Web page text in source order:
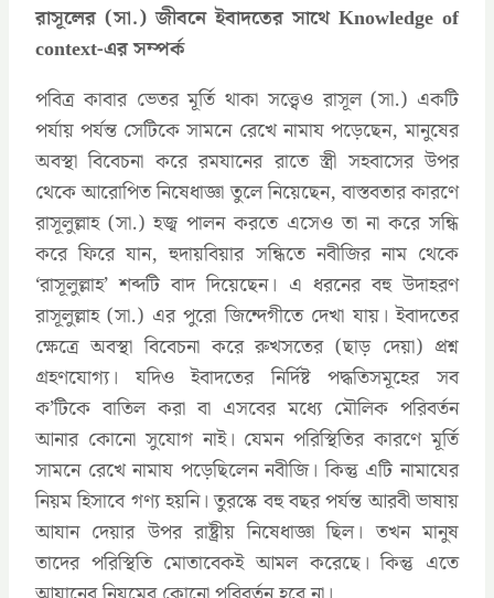
রাসূলের (সা.) জীবনে ইবাদতের সাথে Knowledge of
context-এর সম্পর্ক
পবিত্র কাবার ভেতর মূর্তি থাকা সত্ত্বেও রাসূল (সা.) একটি
পর্যায় পর্যন্ত সেটিকে সামনে রেখে নামায পড়েছেন, মানুষের
অবস্থা বিবেচনা করে রমযানের রাতে স্ত্রী সহবাসের উপর
থেকে আরোপিত নিষেধাজ্ঞা তুলে নিয়েছেন, বাস্তবতার কারণে
রাসূলুল্লাহ (সা.) হজ্ব পালন করতে এসেও তা না করে সন্ধি
করে ফিরে যান, হুদায়বিয়ার সন্ধিতে নবীজির নাম থেকে
‘রাসূলুল্লাহ’ শব্দটি বাদ দিয়েছেন। এ ধরনের বহু উদাহরণ
রাসূলুল্লাহ (সা.) এর পুরো জিন্দেগীতে দেখা যায়। ইবাদতের
ক্ষেত্রে অবস্থা বিবেচনা করে রুখসতের (ছাড় দেয়া) প্রশ্ন
গ্রহণযোগ্য। যদিও ইবাদতের নির্দিষ্ট পদ্ধতিসমূহের সব
ক’টিকে বাতিল করা বা এসবের মধ্যে মৌলিক পরিবর্তন
আনার কোনো সুযোগ নাই। যেমন পরিস্থিতির কারণে মূর্তি
সামনে রেখে নামায পড়েছিলেন নবীজি। কিন্তু এটি নামাযের
নিয়ম হিসাবে গণ্য হয়নি। তুরস্কে বহু বছর পর্যন্ত আরবী ভাষায়
আযান দেয়ার উপর রাষ্ট্রীয় নিষেধাজ্ঞা ছিল। তখন মানুষ
তাদের পরিস্থিতি মোতাবেকই আমল করেছে। কিন্তু এতে